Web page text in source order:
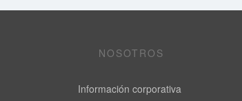
NOSOTROS
Información corporativa